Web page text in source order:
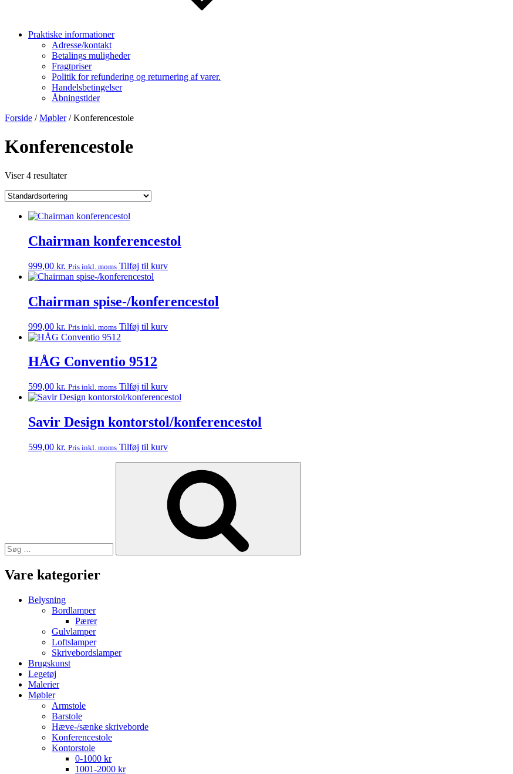
Praktiske informationer
Adresse/kontakt
Betalings muligheder
Fragtpriser
Politik for refundering og returnering af varer.
Handelsbetingelser
Åbningstider
Forside /Møbler/ Konferencestole
Konferencestole
Viser 4 resultater
Chairman konferencestol
999,00 kr. Pris inkl. moms Tilføj til kurv
Chairman spise-/konferencestol
999,00 kr. Pris inkl. moms Tilføj til kurv
HÅG Conventio 9512
599,00 kr. Pris inkl. moms Tilføj til kurv
Savir Design kontorstol/konferencestol
599,00 kr. Pris inkl. moms Tilføj til kurv
Vare kategorier
Belysning
Bordlamper
Pærer
Gulvlamper
Loftslamper
Skrivebordslamper
Brugskunst
Legetøj
Malerier
Møbler
Armstole
Barstole
Hæve-/sænke skriveborde
Konferencestole
Kontorstole
0-1000 kr
1001-2000 kr